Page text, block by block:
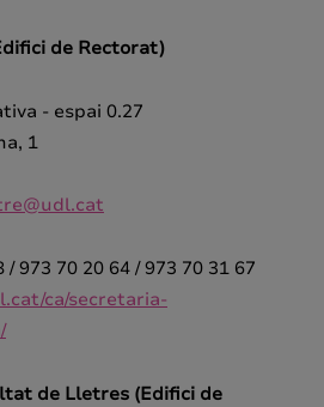
de Rectorat)
- espai 0.27
1
Lleida
/ 973 70 20 64 / 973 70 31 67
ca/secretaria-
de Lletres (Edifici de